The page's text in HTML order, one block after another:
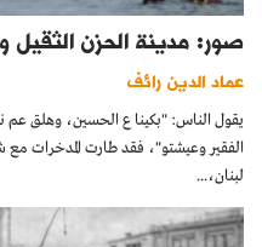
صور: مدينة الحزن الثقيل
عماد الدين رائف
يقول الناس: "بكينا ع الحسين، وهلق عم
الفقير وعيشتو"، فقد طارت المدخرات مع
لبنان،...